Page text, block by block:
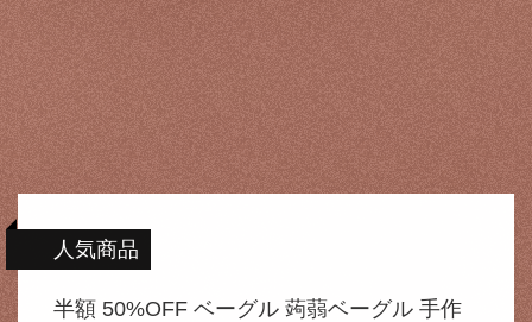
人気商品
半額 50%OFF ベーグル 蒟蒻ベーグル 手作